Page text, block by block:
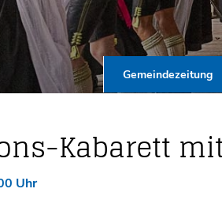
Gemeindezeitung
Kabarett
Uhr